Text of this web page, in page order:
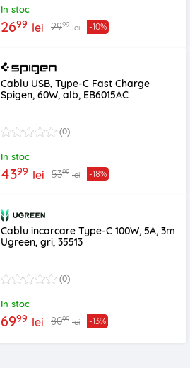
In stoc
2699 lei 2999 lei -10%
Cablu USB, Type-C Fast Charge
Spigen, 60W, alb, EB6015AC
(0)
In stoc
4399 lei 5399 lei -18%
Cablu incarcare Type-C 100W, 5A, 3m
Ugreen, gri, 35513
(0)
In stoc
6999 lei 8099 lei -13%